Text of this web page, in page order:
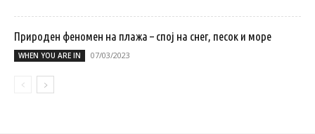
Природен феномен на плажа – спој на снег, песок и море
WHEN YOU ARE IN 07/03/2023